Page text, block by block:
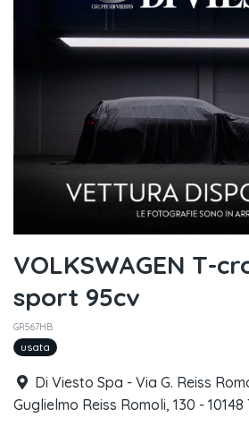
VOLKSWAGEN T-
sport 95cv
GR567HB
usata
Di Viesto Spa - Via G. Reiss
Guglielmo Reiss Romoli, 130 - 10148